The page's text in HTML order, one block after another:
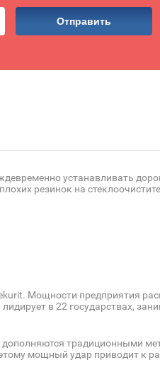
Отправить
устанавливать
резинок на
Мощности предприятия
в 22 государствах,
традиционными
мощный удар приводит к